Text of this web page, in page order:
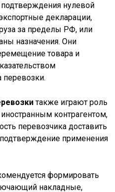
нулевой
декларации,
за пределы РФ, или
назначения. Они
товара и
перевозки.
также играют роль
контрагентом,
перевозчика доставить
подтверждение применения
формировать
накладные,